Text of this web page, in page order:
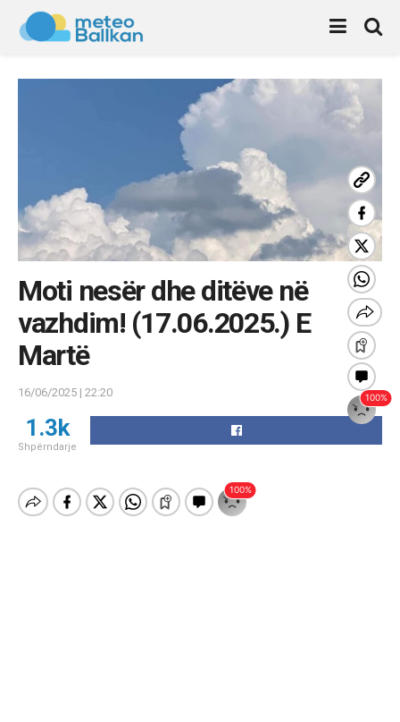
Moti nesër dhe ditëve në
vazhdim! (17.06.2025.) E
Martë
16/06/2025 | 22:20
1.3k
Shpërndarje